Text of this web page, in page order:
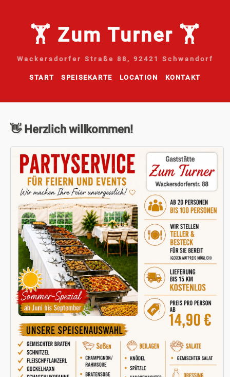
🏋 Zum Turner 🏋
Wackersdorfer Straße 88, 92421 Schwandorf
START SPEISEKARTE LOCATION KONTAKT
👋 Herzlich willkommen!